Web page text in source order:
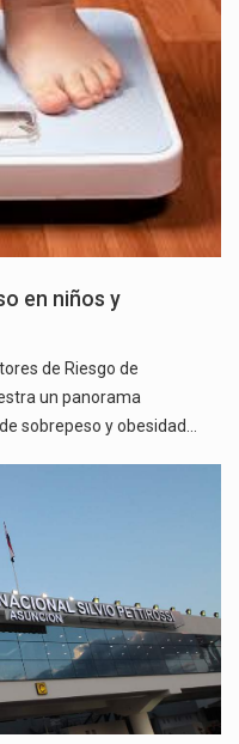
en niños y
de Riesgo de
un panorama
sobrepeso y obesidad…